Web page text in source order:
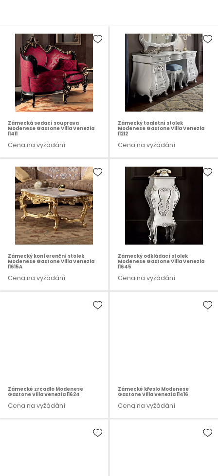
Zámecká sedací souprava
Modenese Gastone Villa Venezia
11411
Cena na vyžádání
Zámecký toaletní stolek
Modenese Gastone Villa Venezia
11212
Cena na vyžádání
Zámecký konferenční stolek
Modenese Gastone Villa Venezia
11615A
Cena na vyžádání
Zámecký odkládací stolek
Modenese Gastone Villa Venezia
11645
Cena na vyžádání
Zámecké zrcadlo Modenese
Gastone Villa Venezia 11624
Cena na vyžádání
Zámecké křeslo Modenese
Gastone Villa Venezia 11416
Cena na vyžádání